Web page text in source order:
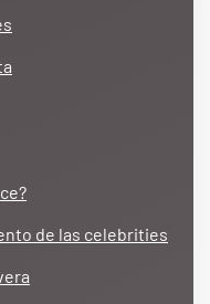
de las celebrities